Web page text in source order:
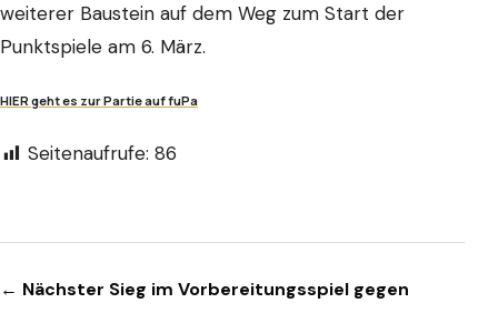
weiterer Baustein auf dem Weg zum Start der
Punktspiele am 6. März.
HIER geht es zur Partie auf fuPa
Seitenaufrufe: 86
Beitragsnavigation
← Nächster Sieg im Vorbereitungsspiel gegen